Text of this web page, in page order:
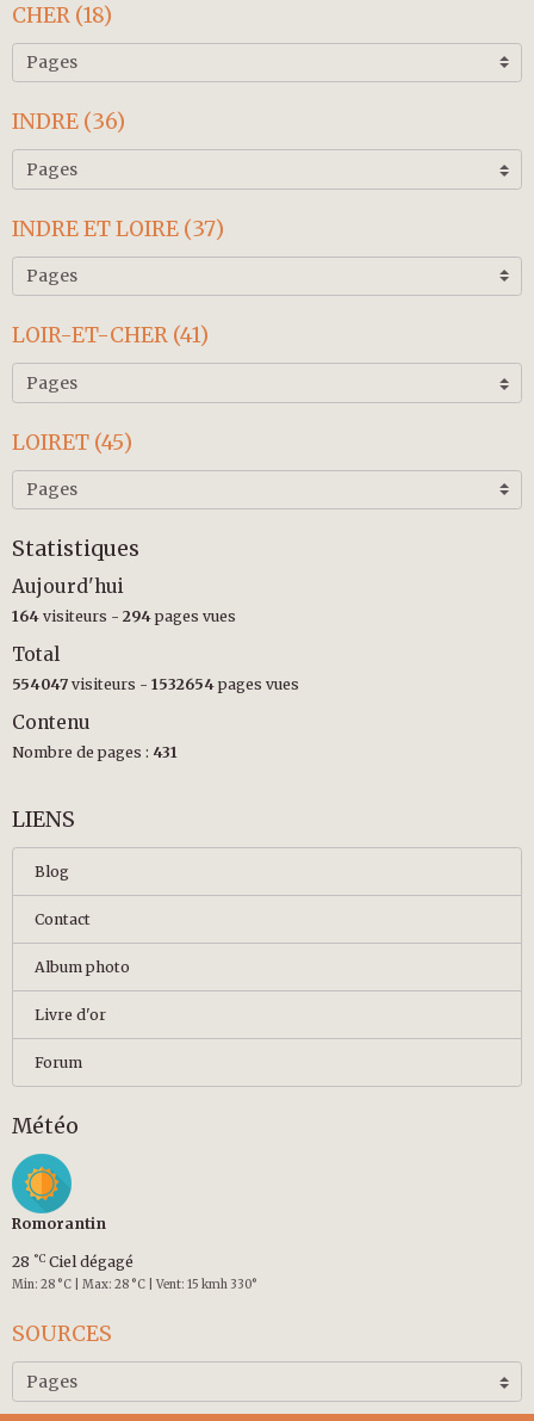
CHER (18)
INDRE (36)
INDRE ET LOIRE (37)
LOIR-ET-CHER (41)
LOIRET (45)
Statistiques
Aujourd'hui
164 visiteurs - 294 pages vues
Total
554047 visiteurs - 1532654 pages vues
Contenu
Nombre de pages : 431
LIENS
Blog
Contact
Album photo
Livre d'or
Forum
Météo
Romorantin
28 °C Ciel dégagé
Min: 28 °C | Max: 28 °C | Vent: 15 kmh 330°
SOURCES